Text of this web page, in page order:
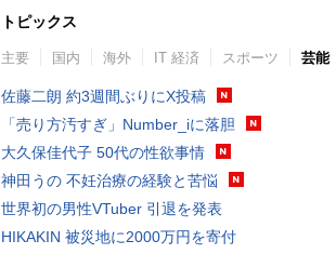
トピックス
主要 国内 海外 IT 経済 スポーツ 芸能
佐藤二朗 約3週間ぶりにX投稿
「売り方汚すぎ」Number_iに落胆
大久保佳代子 50代の性欲事情
神田うの 不妊治療の経験と苦悩
世界初の男性VTuber 引退を発表
HIKAKIN 被災地に2000万円を寄付